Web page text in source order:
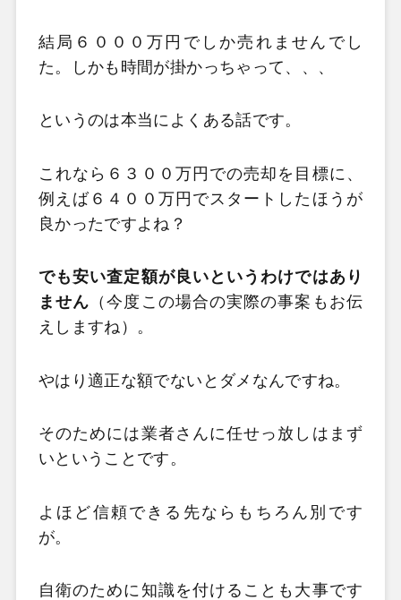
結局６０００万円でしか売れませんでし
た。しかも時間が掛かっちゃって、、、
というのは本当によくある話です。
これなら６３００万円での売却を目標に、
例えば６４００万円でスタートしたほうが
良かったですよね？
でも安い査定額が良いというわけではあり
ません （今度この場合の実際の事案もお伝
えしますね）。
やはり適正な額でないとダメなんですね。
そのためには業者さんに任せっ放しはまず
いということです。
よほど信頼できる先ならもちろん別です
が。
自衛のために知識を付けることも大事です